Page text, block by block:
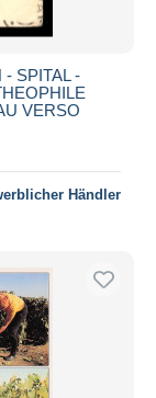
SPITAL -
VERSO
Händler